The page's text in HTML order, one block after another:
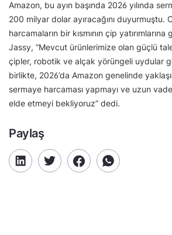
Amazon, bu ayın başında 2026 yılında
200 milyar dolar ayıracağını duyurmuştu.
harcamaların bir kısmının çip
Jassy, “Mevcut ürünlerimize olan güçlü
çipler, robotik ve alçak yörüngeli uydular
birlikte, 2026’da Amazon genelinde
sermaye harcaması yapmayı ve uzun
elde etmeyi bekliyoruz” dedi.
Paylaş